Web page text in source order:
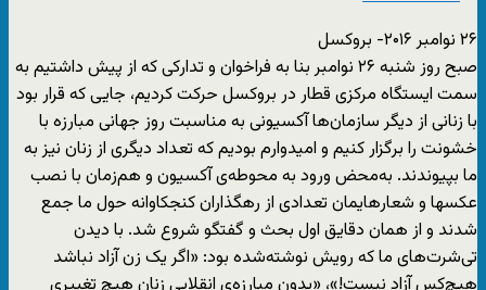
۲۶ نوامبر ۲۰۱۶- بروکسل
صبح روز شنبه ۲۶ نوامبر بنا به فراخوان و تدارکی که از پیش داشتیم به
سمت ایستگاه مرکزی قطار در بروکسل حرکت کردیم، جایی که قرار بود
با زنانی از دیگر سازمان‌ها آکسیونی به مناسبت روز جهانی مبارزه با
خشونت را برگزار کنیم و امیدوارم بودیم که تعداد دیگری از زنان نیز به
ما بپیوندند. به‌محض ورود به محوطه‌ی آکسیون و هم‌زمان با نصب
عکسها و شعارهایمان تعدادی از رهگذاران کنجکاوانه حول ما جمع
شدند و از همان دقایق اول بحث و گفتگو شروع شد. با دیدن
تی‌شرت‌های‌ ما که رویش نوشته‌شده بود: «اگر یک زن آزاد نباشد